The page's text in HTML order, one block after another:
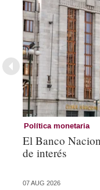
Política monetaria
El Banco
de interés
07 AUG 2026